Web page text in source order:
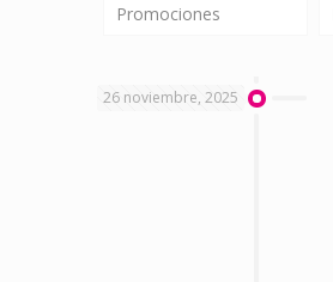
Promociones
26 noviembre, 2025